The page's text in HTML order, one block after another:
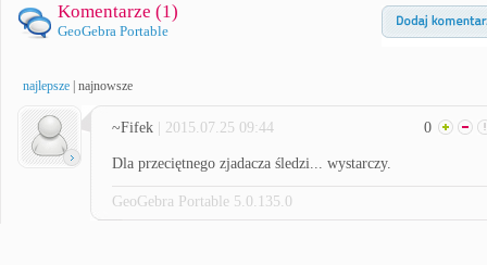
Komentarze (1)
GeoGebra Portable
najlepsze najnowsze
~Fifek | 2015.07.25 09:44 0
Dla przeciętnego zjadacza śledzi... wystarczy.
GeoGebra Portable 5.0.135.0